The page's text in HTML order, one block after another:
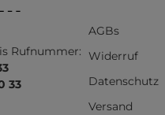
Rufnummer:
33
AGBs
Widerruf
Datenschutz
Versand